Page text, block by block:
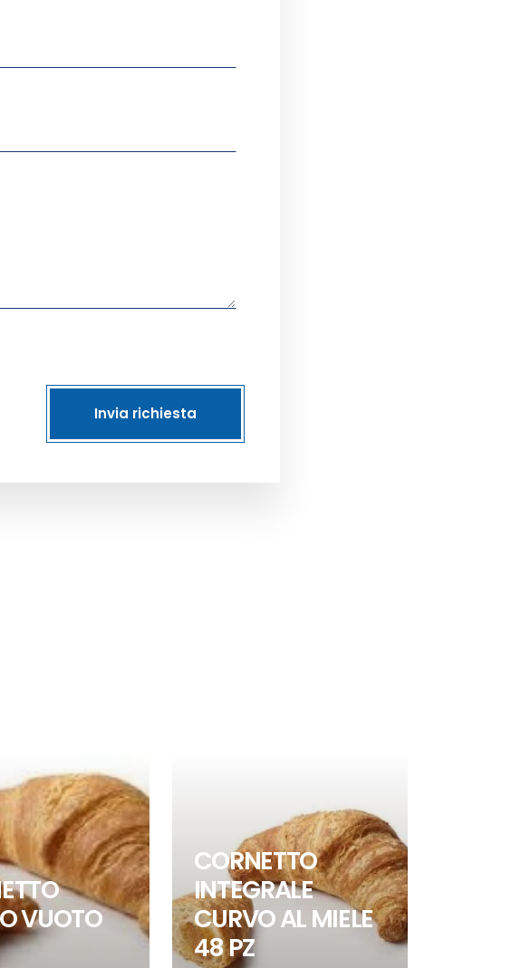
Invia richiesta
VUOTO
CORNETTO
INTEGRALE
CURVO AL MIELE
48 PZ